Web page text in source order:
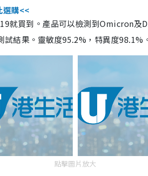
選購<<
就買到。產品可以檢測到Omicron及
結果。靈敏度95.2%，特異度98.1%
點擊圖片放大